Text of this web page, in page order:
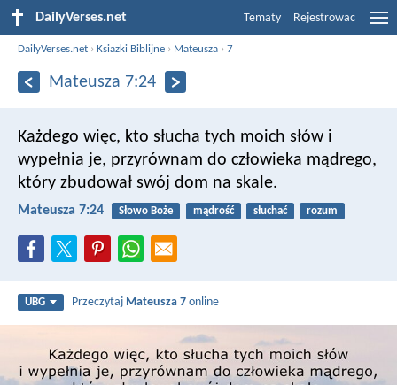
DailyVerses.net Tematy Rejestrowac
DailyVerses.net ›Ksiazki Biblijne › Mateusza ›7
Mateusza 7:24
Każdego więc, kto słucha tych moich słów i
wypełnia je, przyrównam do człowieka mądrego,
który zbudował swój dom na skale.
Mateusza 7:24 Słowo Boże mądrość słuchać rozum
UBG Przeczytaj Mateusza 7 online